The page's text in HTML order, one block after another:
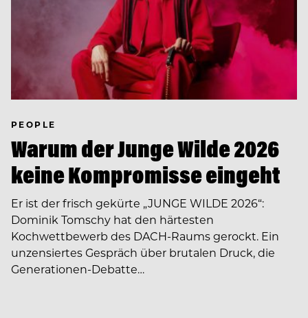
PEOPLE
Warum der Junge Wilde 2026
keine Kompromisse eingeht
Er ist der frisch gekürte „JUNGE WILDE 2026“:
Dominik Tomschy hat den härtesten
Kochwettbewerb des DACH-Raums gerockt. Ein
unzensiertes Gespräch über brutalen Druck, die
Generationen-Debatte…